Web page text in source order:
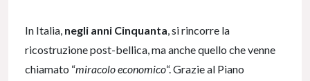
In Italia, negli anni Cinquanta, si rincorre la
ricostruzione post-bellica, ma anche quello che venne
chiamato “miracolo economico“. Grazie al Piano